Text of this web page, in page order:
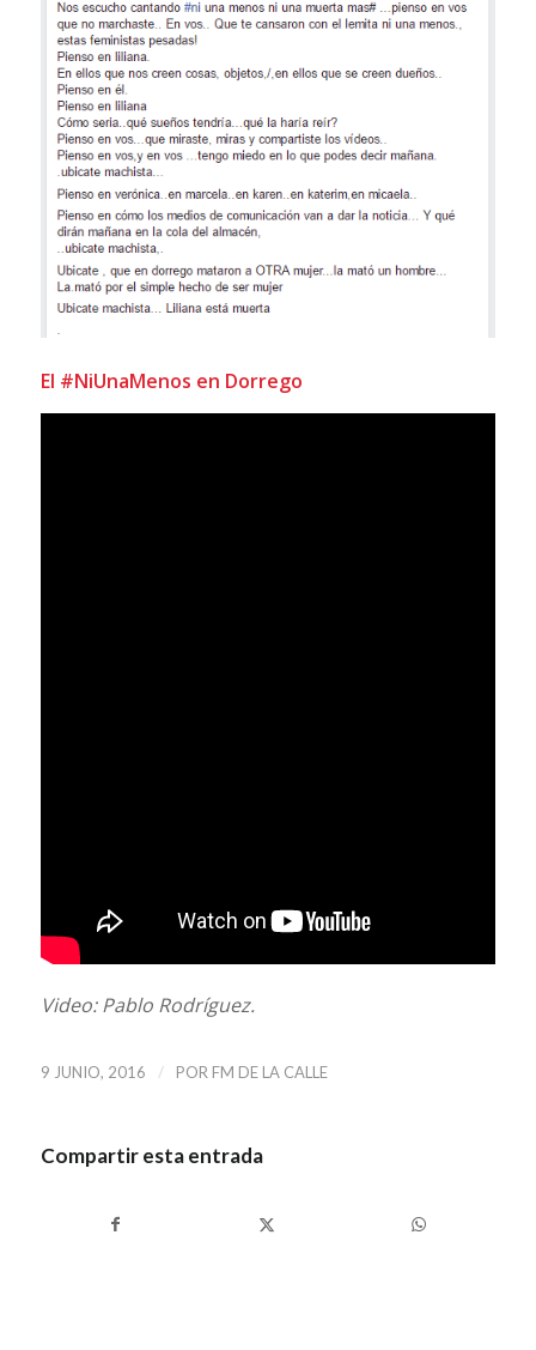
El #NiUnaMenos en Dorrego
Video: Pablo Rodríguez.
9 JUNIO, 2016 / POR FM DE LA CALLE
Compartir esta entrada